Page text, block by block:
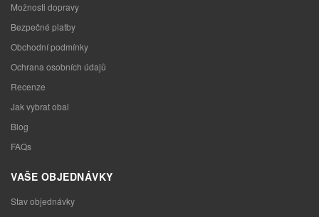
Možnosti dopravy
Bezpečné platby
Obchodní podmínky
Ochrana osobních údajů
Recenze
Jak vybrat obal
Blog
FAQs
VAŠE OBJEDNÁVKY
Stav objednávky